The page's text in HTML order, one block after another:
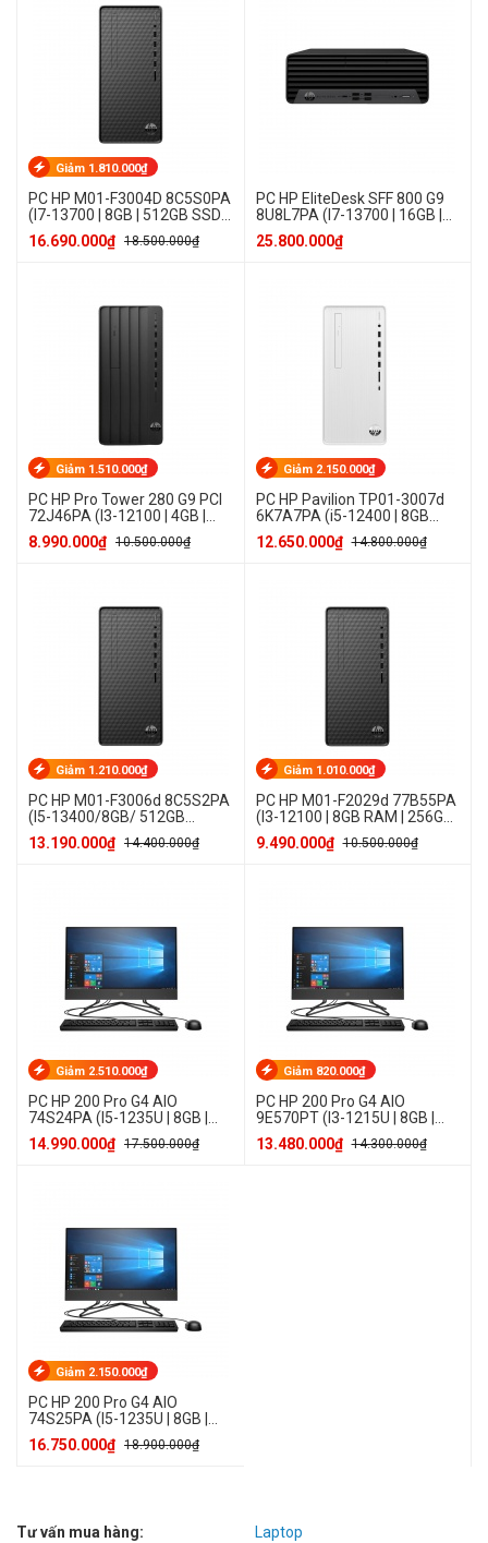
Giảm 1.810.000₫
PC HP M01-F3004D 8C5S0PA
(I7-13700 | 8GB | 512GB SSD |
Win 11 Home)
16.690.000₫ 18.500.000₫
PC HP EliteDesk SFF 800 G9
8U8L7PA (I7-13700 | 16GB |
512GB SSD | Win 11 Pro)
25.800.000₫
Giảm 1.510.000₫
PC HP Pro Tower 280 G9 PCI
72J46PA (I3-12100 | 4GB |
256GB SSD | Win 11 Home)
8.990.000₫ 10.500.000₫
Giảm 2.150.000₫
PC HP Pavilion TP01-3007d
6K7A7PA (i5-12400 | 8GB
RAM | 512GB SSD | Win 11
Home)
12.650.000₫ 14.800.000₫
Giảm 1.210.000₫
PC HP M01-F3006d 8C5S2PA
(I5-13400/8GB/ 512GB
SSD/Win 11 home )
13.190.000₫ 14.400.000₫
Giảm 1.010.000₫
PC HP M01-F2029d 77B55PA
(I3-12100 | 8GB RAM | 256GB
SSD | Win 11 Home)
9.490.000₫ 10.500.000₫
Giảm 2.510.000₫
PC HP 200 Pro G4 AIO
74S24PA (I5-1235U | 8GB |
256GB SSD | Win 11 Home)
14.990.000₫ 17.500.000₫
Giảm 820.000₫
PC HP 200 Pro G4 AIO
9E570PT (I3-1215U | 8GB |
256GB SSD | Win 11 Home)
13.480.000₫ 14.300.000₫
Giảm 2.150.000₫
PC HP 200 Pro G4 AIO
74S25PA (I5-1235U | 8GB |
512GB SSD | Win 11 Home)
16.750.000₫ 18.900.000₫
Tư vấn mua hàng:
Laptop